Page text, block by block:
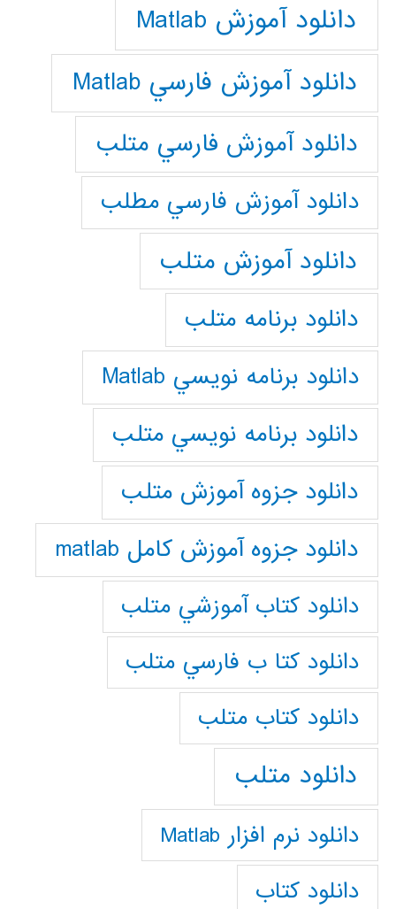
دانلود آموزش Matlab
دانلود آموزش فارسي Matlab
دانلود آموزش فارسي متلب
دانلود آموزش فارسي مطلب
دانلود آموزش متلب
دانلود برنامه متلب
دانلود برنامه نويسي Matlab
دانلود برنامه نويسي متلب
دانلود جزوه آموزش متلب
دانلود جزوه آموزش کامل matlab
دانلود كتاب آموزشي متلب
دانلود كتا ب فارسي متلب
دانلود كتاب متلب
دانلود متلب
دانلود نرم افزار Matlab
دانلود کتاب